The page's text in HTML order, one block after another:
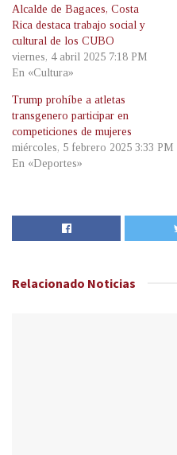
Alcalde de Bagaces, Costa
Rica destaca trabajo social y
cultural de los CUBO
viernes, 4 abril 2025 7:18 PM
En «Cultura»
Trump prohíbe a atletas
transgenero participar en
competiciones de mujeres
miércoles, 5 febrero 2025 3:33 PM
En «Deportes»
Relacionado Noticias